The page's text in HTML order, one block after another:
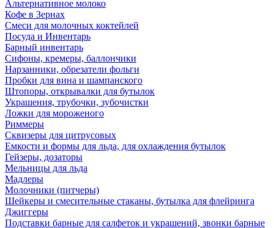
Альтернативное молоко
Кофе в Зернах
Смеси для молочных коктейлей
Посуда и Инвентарь
Барный инвентарь
Сифоны, кремеры, баллончики
Нарзанники, обрезатели фольги
Пробки для вина и шампанского
Штопоры, открывалки для бутылок
Украшения, трубочки, зубочистки
Ложки для мороженого
Риммеры
Сквизеры для цитрусовых
Емкости и формы для льда, для охлаждения бутылок
Гейзеры, дозаторы
Мельницы для льда
Мадлеры
Молочники (питчеры)
Шейкеры и смесительные стаканы, бутылка для флейринга
Джиггеры
Подставки барные для салфеток и украшений, звонки барные